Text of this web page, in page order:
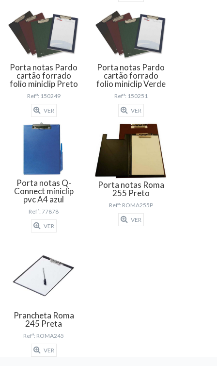
Porta notas Pardo
cartão forrado
folio miniclip Preto
Refª: 150249
VER
Porta notas Pardo
cartão forrado
folio miniclip Verde
Refª: 150251
VER
Porta notas Q-
Connect miniclip
pvc A4 azul
Refª: 77878
VER
Porta notas Roma
255 Preto
Refª: ROMA255P
VER
Prancheta Roma
245 Preta
Refª: ROMA245
VER